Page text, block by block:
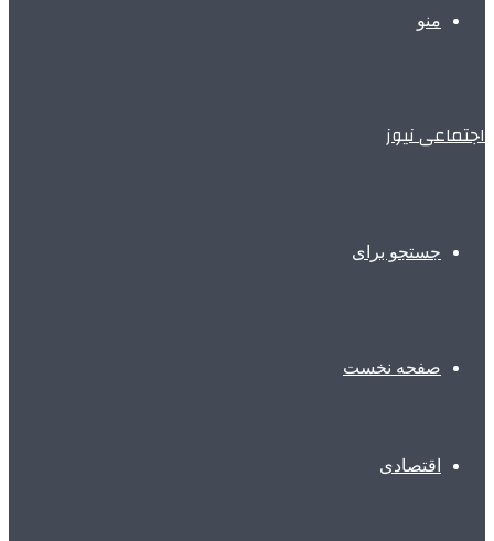
منو
اجتماعی نیوز
جستجو برای
صفحه نخست
اقتصادی